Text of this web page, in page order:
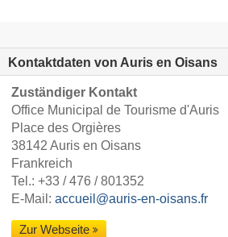
Kontaktdaten von Auris en Oisans
Zuständiger Kontakt
Office Municipal de Tourisme d'Auris
Place des Orgières
38142 Auris en Oisans
Frankreich
Tel.: +33 / 476 / 801352
E-Mail: accueil@auris-en-oisans.fr
Zur Webseite